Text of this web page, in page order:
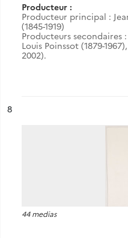
Producteur :
Producteur principal :
(1845-1919)
Producteurs secondaires :
Louis Poinssot (1879-
2002).
n°
8
44 medias